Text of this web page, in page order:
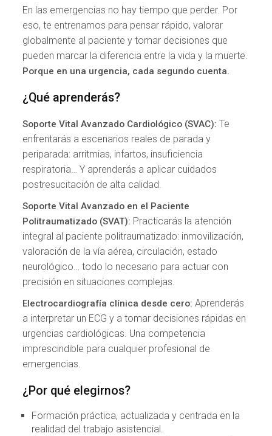
En las emergencias no hay tiempo que perder. Por
eso, te entrenamos para pensar rápido, valorar
globalmente al paciente y tomar decisiones que
pueden marcar la diferencia entre la vida y la muerte.
Porque en una urgencia, cada segundo cuenta.
¿Qué aprenderás?
Soporte Vital Avanzado Cardiológico (SVAC):Te
enfrentarás a escenarios reales de parada y
periparada: arritmias, infartos, insuficiencia
respiratoria… Y aprenderás a aplicar cuidados
postresucitación de alta calidad.
Soporte Vital Avanzado en el Paciente
Politraumatizado (SVAT): Practicarás la atención
integral al paciente politraumatizado: inmovilización,
valoración de la vía aérea, circulación, estado
neurológico… todo lo necesario para actuar con
precisión en situaciones complejas.
Electrocardiografía clínica desde cero:Aprenderás
a interpretar un ECG y a tomar decisiones rápidas en
urgencias cardiológicas. Una competencia
imprescindible para cualquier profesional de
emergencias.
¿Por qué elegirnos?
Formación práctica, actualizada y centrada en la
realidad del trabajo asistencial.